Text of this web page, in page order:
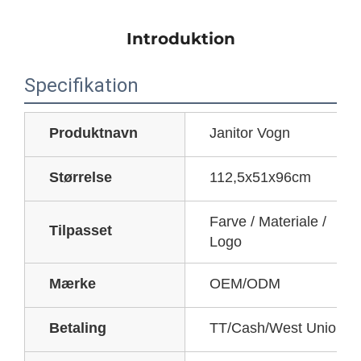
Introduktion
Specifikation
Produktnavn Janitor Vogn
Størrelse 112,5x51x96cm
Tilpasset
Farve / Materiale /
Logo
Mærke OEM/ODM
Betaling TT/Cash/West Union